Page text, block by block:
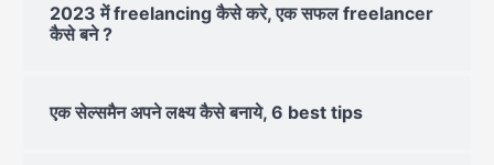
2023 में freelancing कैसे करे, एक सफल freelancer
कैसे बने ?
एक सेल्समैन अपने लक्ष्य कैसे बनाये, 6 best tips